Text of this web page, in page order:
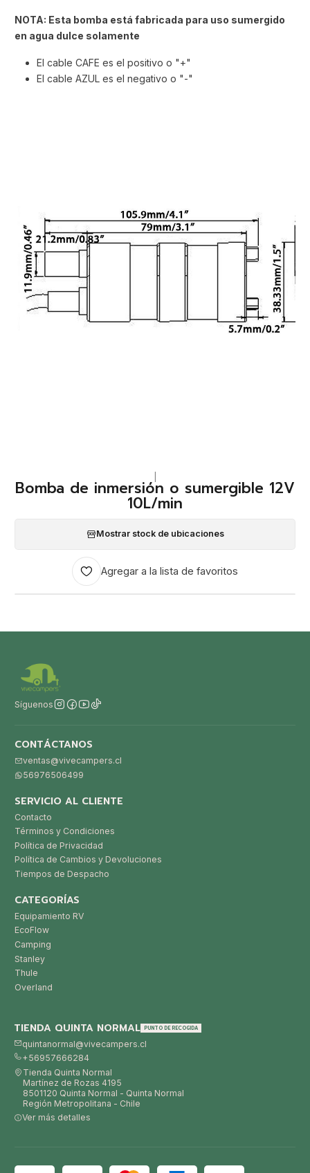
NOTA: Esta bomba está fabricada para uso sumergido
en agua dulce solamente
El cable CAFE es el positivo o "+"
El cable AZUL es el negativo o "-"
Bomba de inmersión o sumergible 12V
10L/min
Mostrar stock de ubicaciones
Agregar a la lista de favoritos
Síguenos
CONTÁCTANOS
ventas@vivecampers.cl
56976506499
SERVICIO AL CLIENTE
Contacto
Términos y Condiciones
Política de Privacidad
Política de Cambios y Devoluciones
Tiempos de Despacho
CATEGORÍAS
Equipamiento RV
EcoFlow
Camping
Stanley
Thule
Overland
TIENDA QUINTA NORMAL PUNTO DE RECOGIDA
quintanormal@vivecampers.cl
+56957666284
Tienda Quinta Normal
Martínez de Rozas 4195
8501120 Quinta Normal - Quinta Normal
Región Metropolitana - Chile
Ver más detalles